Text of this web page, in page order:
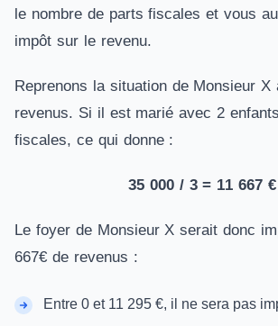
le nombre de parts fiscales et vous
impôt sur le revenu.
Reprenons la situation de Monsieur X
revenus. Si il est marié avec 2
fiscales, ce qui donne :
35 000 / 3 = 11 667 €
Le foyer de Monsieur X serait donc
667€ de revenus :
Entre 0 et 11 295 €, il ne sera pas